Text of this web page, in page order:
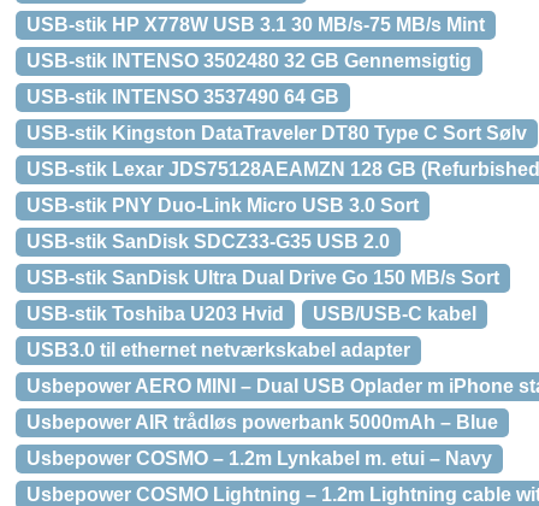
USB-stik HP X778W USB 3.1 30 MB/s-75 MB/s Mint
USB-stik INTENSO 3502480 32 GB Gennemsigtig
USB-stik INTENSO 3537490 64 GB
USB-stik Kingston DataTraveler DT80 Type C Sort Sølv
USB-stik Lexar JDS75128AEAMZN 128 GB
USB-stik PNY Duo-Link Micro USB 3.0 Sort
USB-stik SanDisk SDCZ33-G35 USB 2.0
USB-stik SanDisk Ultra Dual Drive Go 150 MB/s Sort
USB-stik Toshiba U203 Hvid
USB/USB-C kabel
USB3.0 til ethernet netværkskabel adapter
Usbepower AERO MINI – Dual USB Oplader m iPhone
Usbepower AIR trådløs powerbank 5000mAh – Blue
Usbepower COSMO – 1.2m Lynkabel m. etui – Navy
Usbepower COSMO Lightning – 1.2m Lightning cable